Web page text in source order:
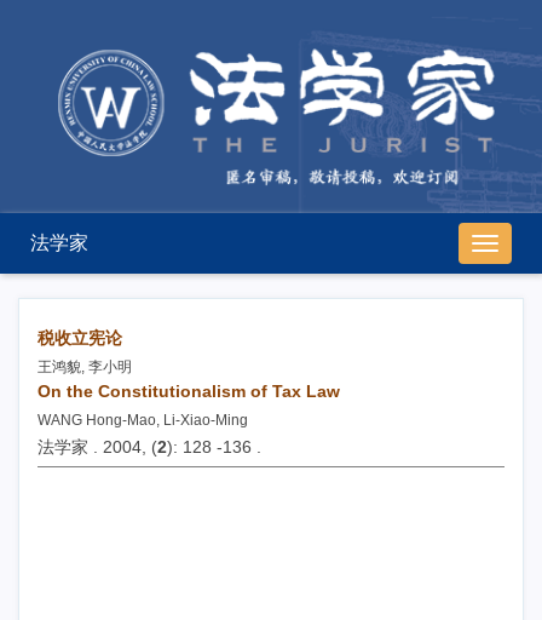
导
航
切
法学家
税收立宪论
王鸿貌, 李小明
On the Constitutionalism of Tax Law
WANG Hong-Mao, Li-Xiao-Ming
法学家 . 2004, (2): 128 -136 .